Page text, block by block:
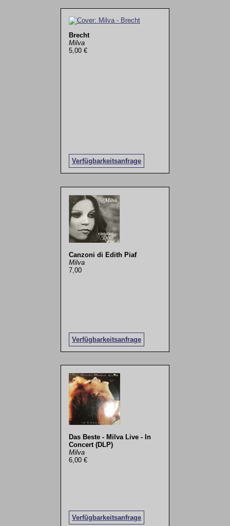
Brecht
Milva
5,00 €
Verfügbarkeitsanfrage
Canzoni di Edith Piaf
Milva
7,00
Verfügbarkeitsanfrage
Das Beste - Milva Live - In
Concert (DLP)
Milva
6,00 €
Verfügbarkeitsanfrage